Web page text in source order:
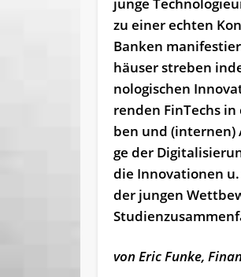
junge
zu einer echten
Banken
häu­ser stre­ben
no­lo­gi­schen
ren­den Fin­Techs
ben und (in­ter­nen)
ge der
die In­no­va­tio­nen
der jun­gen
von Eric Funke,